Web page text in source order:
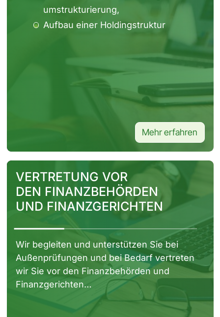
umstrukturierung,
Aufbau einer Holdingstruktur
Mehr erfahren
VERTRETUNG VOR
DEN FINANZBEHÖRDEN
UND FINANZGERICHTEN
Wir begleiten und unterstützen Sie bei
Außenprüfungen und bei Bedarf vertreten
wir Sie vor den Finanzbehörden und
Finanzgerichten…